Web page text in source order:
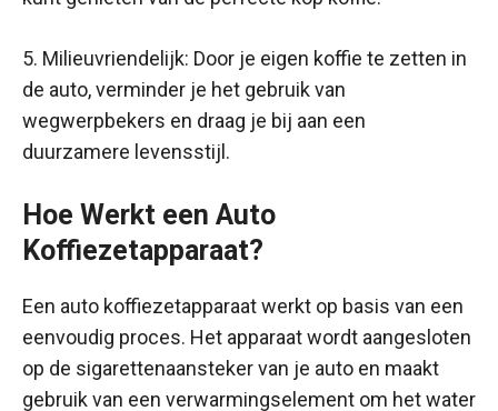
5. Milieuvriendelijk: Door je eigen koffie te zetten in
de auto, verminder je het gebruik van
wegwerpbekers en draag je bij aan een
duurzamere levensstijl.
Hoe Werkt een Auto
Koffiezetapparaat?
Een auto koffiezetapparaat werkt op basis van een
eenvoudig proces. Het apparaat wordt aangesloten
op de sigarettenaansteker van je auto en maakt
gebruik van een verwarmingselement om het water